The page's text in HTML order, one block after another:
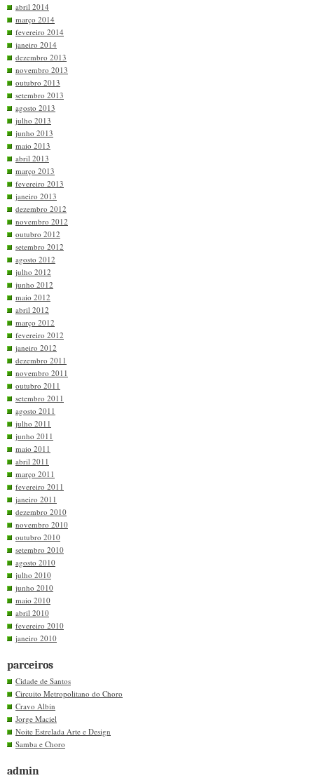
abril 2014
março 2014
fevereiro 2014
janeiro 2014
dezembro 2013
novembro 2013
outubro 2013
setembro 2013
agosto 2013
julho 2013
junho 2013
maio 2013
abril 2013
março 2013
fevereiro 2013
janeiro 2013
dezembro 2012
novembro 2012
outubro 2012
setembro 2012
agosto 2012
julho 2012
junho 2012
maio 2012
abril 2012
março 2012
fevereiro 2012
janeiro 2012
dezembro 2011
novembro 2011
outubro 2011
setembro 2011
agosto 2011
julho 2011
junho 2011
maio 2011
abril 2011
março 2011
fevereiro 2011
janeiro 2011
dezembro 2010
novembro 2010
outubro 2010
setembro 2010
agosto 2010
julho 2010
junho 2010
maio 2010
abril 2010
fevereiro 2010
janeiro 2010
parceiros
Cidade de Santos
Circuito Metropolitano do Choro
Cravo Albin
Jorge Maciel
Noite Estrelada Arte e Design
Samba e Choro
admin